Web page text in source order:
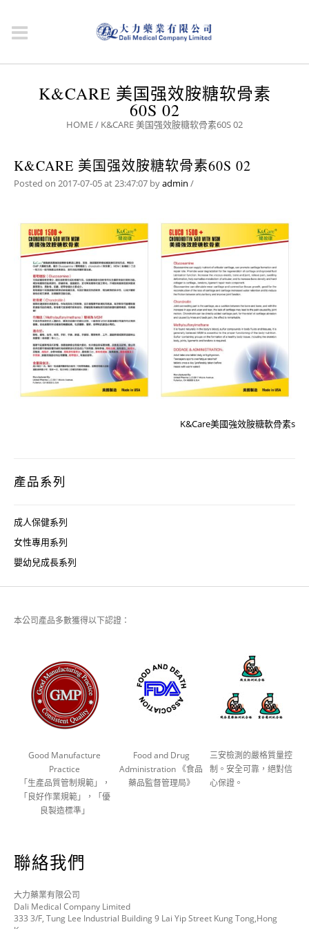
K&CARE 美国强效胺糖软骨素
60S 02
HOME/ K&CARE 美国强效胺糖软骨素60S 02
K&CARE 美国强效胺糖软骨素60S 02
Posted on 2017-07-05 at 23:47:07 byadmin /
K&Care美國強效胺糖軟骨素s
產品系列
成人保健系列
女性專用系列
嬰幼兒成長系列
本公司產品多數獲得以下認證：
Good Manufacture
Practice
「生產品質管制規範」，
「良好作業規範」，「優
良製造標準」
Food and Drug
Administration 《食品
藥品監督管理局》
三安檢測的嚴格質量控
制。安全可靠，絕對信
心保證。
聯絡我們
大力藥業有限公司
Dali Medical Company Limited
333 3/F, Tung Lee Industrial Building 9 Lai Yip Street Kung Tong,Hong